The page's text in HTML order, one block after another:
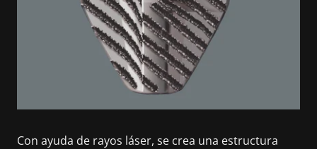
Con ayuda de rayos láser, se crea una estructura